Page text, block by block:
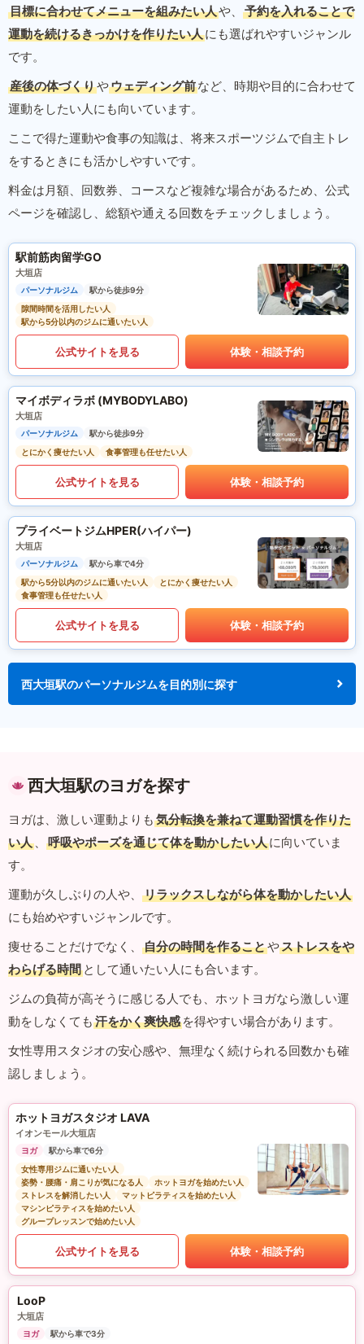
目標に合わせてメニューを組みたい人や、
予約を入れることで
運動を続けるきっかけを作りたい人にも選ばれやすいジャンル
です。
産後の体づくりやウェディング前など、時期や目的に合わせて
運動をしたい人にも向いています。
ここで得た運動や食事の知識は、将来スポーツジムで自主トレ
をするときにも活かしやすいです。
料金は月額、回数券、コースなど複雑な場合があるため、公式
ページを確認し、総額や通える回数をチェックしましょう。
駅前筋肉留学GO
大垣店
パーソナルジム
駅から徒歩9分
隙間時間を活用したい人
駅から5分以内のジムに通いたい人
公式サイトを見る 体験・相談予約
マイボディラボ (MYBODYLABO)
大垣店
パーソナルジム
駅から徒歩9分
とにかく痩せたい人
食事管理も任せたい人
公式サイトを見る 体験・相談予約
プライベートジムHPER(ハイパー)
大垣店
パーソナルジム
駅から車で4分
駅から5分以内のジムに通いたい人
とにかく痩せたい人
食事管理も任せたい人
公式サイトを見る 体験・相談予約
西大垣駅のパーソナルジムを目的別に探す
西大垣駅のヨガを探す
ヨガは、激しい運動よりも 気分転換を兼ねて運動習慣を作りた
い人 、 呼吸やポーズを通じて体を動かしたい人に向いていま
す。
運動が久しぶりの人や、
リラックスしながら体を動かしたい人
にも始めやすいジャンルです。
痩せることだけでなく、
自分の時間を作ることやストレスをや
わらげる時間 として通いたい人にも合います。
ジムの負荷が高そうに感じる人でも、ホットヨガなら激しい運
動をしなくても 汗をかく爽快感 を得やすい場合があります。
女性専用スタジオの安心感や、無理なく続けられる回数かも確
認しましょう。
ホットヨガスタジオ LAVA
イオンモール大垣店
ヨガ
駅から車で6分
女性専用ジムに通いたい人
姿勢・腰痛・肩こりが気になる人
ホットヨガを始めたい人
ストレスを解消したい人
マットピラティスを始めたい人
マシンピラティスを始めたい人
グループレッスンで始めたい人
公式サイトを見る 体験・相談予約
LooP
大垣店
ヨガ
駅から車で3分